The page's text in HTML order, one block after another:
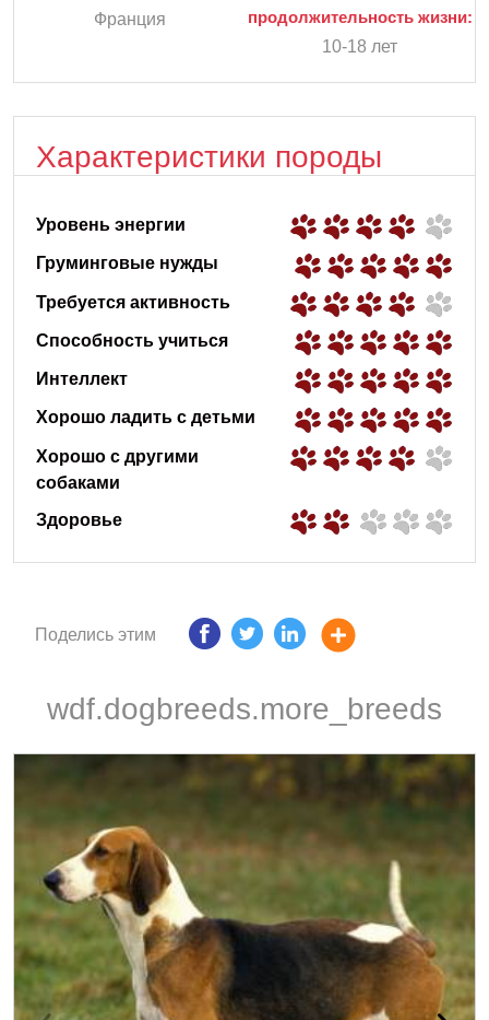
Франция
продолжительность жизни:
10-18 лет
Характеристики породы
Уровень энергии
Груминговые нужды
Требуется активность
Способность учиться
Интеллект
Хорошо ладить с детьми
Хорошо с другими
собаками
Здоровье
Поделись этим
wdf.dogbreeds.more_breeds